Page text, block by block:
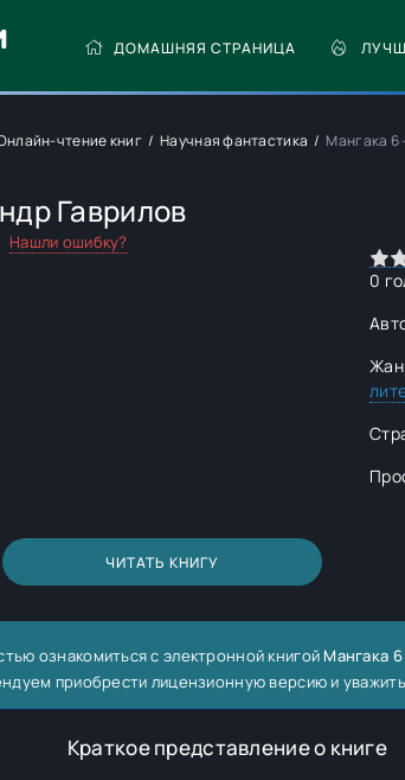
ДОМАШНЯЯ СТРАНИЦА
чтение книг Научная фантастика Мангака 6
Гаврилов
Нашли ошибку?
ЧИТАТЬ КНИГУ
0
ознакомиться с электронной книгой Мангака
приобрести лицензионную версию и
Краткое представление о книге